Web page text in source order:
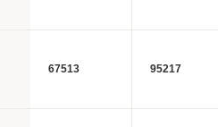
67513 95217